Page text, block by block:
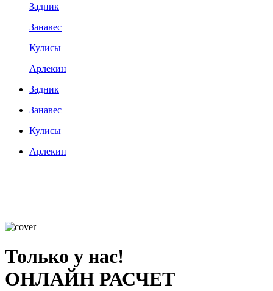
Задник
Занавес
Кулисы
Арлекин
Задник
Занавес
Кулисы
Арлекин
Только у нас!
ОНЛАЙН РАСЧЕТ